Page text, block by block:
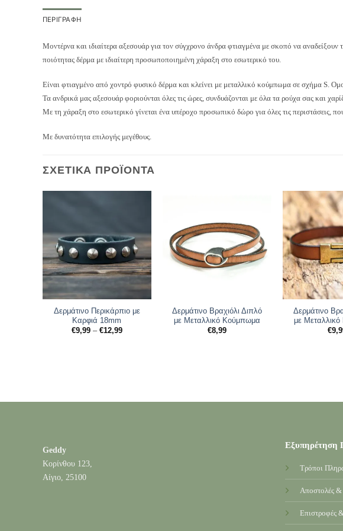
ΠΕΡΙΓΡΑΦΉ
Μοντέρνα και ιδιαίτερα αξεσουάρ για τον σύγχρονο άνδρα φτιαγμένα με σκοπό να
ποιότητας δέρμα με ιδιαίτερη προσωποποιημένη χάραξη στο εσωτερικό του.
Είναι φτιαγμένο από χοντρό φυσικό δέρμα και κλείνει με μεταλλικό κούμπωμα σε σχήμα S.
Τα ανδρικά μας αξεσουάρ φοριούνται όλες τις ώρες, συνδυάζονται με όλα τα ρούχα σας και
Με τη χάραξη στο εσωτερικό γίνεται ένα υπέροχο προσωπικό δώρο για όλες τις περιστάσεις,
Με δυνατότητα επιλογής μεγέθους.
ΣΧΕΤΙΚΆ ΠΡΟΪΌΝΤΑ
Δερμάτινο Περικάρπιο με
Καρφιά 18mm
€9,99 – €12,99Price
Δερμάτινο Βραχιόλι Διπλό
με Μεταλλικό Κούμπωμα
€8,99
Δερμάτινο
με
€
Geddy
Κορίνθου 123,
Αίγιο, 25100
Εξυπηρέτηση
Τρόποι
Αποστολές &
Επιστροφές